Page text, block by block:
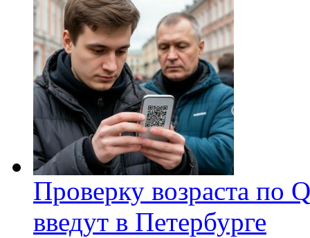
Проверку возраста по
введут в Петербурге